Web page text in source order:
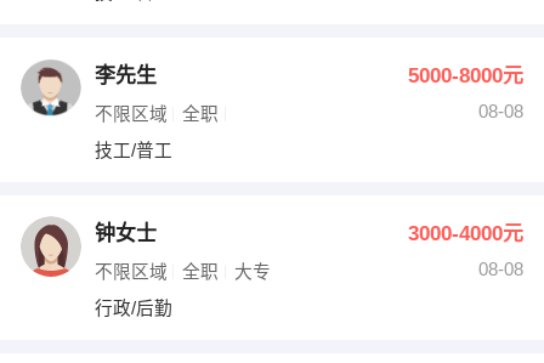
其他职位
李先生 5000-8000元
不限区域 全职
08-08
技工/普工
钟女士 3000-4000元
不限区域 全职 大专
08-08
行政/后勤